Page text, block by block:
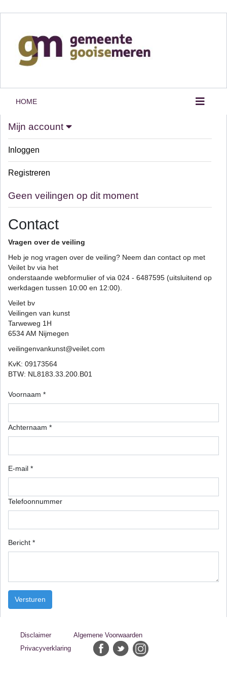
HOME
Mijn account
Inloggen
Registreren
Geen veilingen op dit moment
Contact
Vragen over de veiling
Heb je nog vragen over de veiling? Neem dan contact op met
Veilet bv via het
onderstaande webformulier of via 024 - 6487595 (uitsluitend op
werkdagen tussen 10:00 en 12:00).
Veilet bv
Veilingen van kunst
Tarweweg 1H
6534 AM Nijmegen
veilingenvankunst@veilet.com
KvK: 09173564
BTW: NL8183.33.200.B01
Voornaam *
Achternaam *
E-mail *
Telefoonnummer
Bericht *
Disclaimer
Algemene Voorwaarden
Privacyverklaring